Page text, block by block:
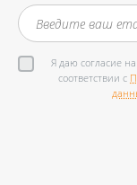
Я даю согласие
соответствии с